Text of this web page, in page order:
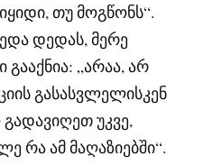
თუ მოგწონს“.
დედას, მერე
გააქნია: „არაა, არ
გასასვლელისკენ
უკვე,
რა ამ მაღაზიებში“.